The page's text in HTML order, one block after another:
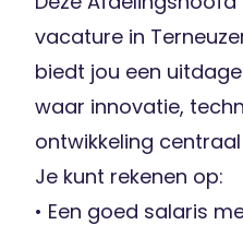
vacature in
biedt jou een
waar innovatie,
ontwikkeling
Je kunt rekenen op:
• Een goed salaris